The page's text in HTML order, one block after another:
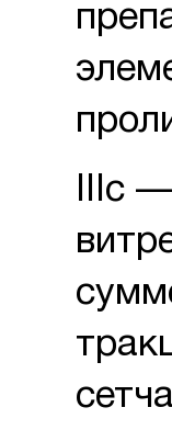
IIIс